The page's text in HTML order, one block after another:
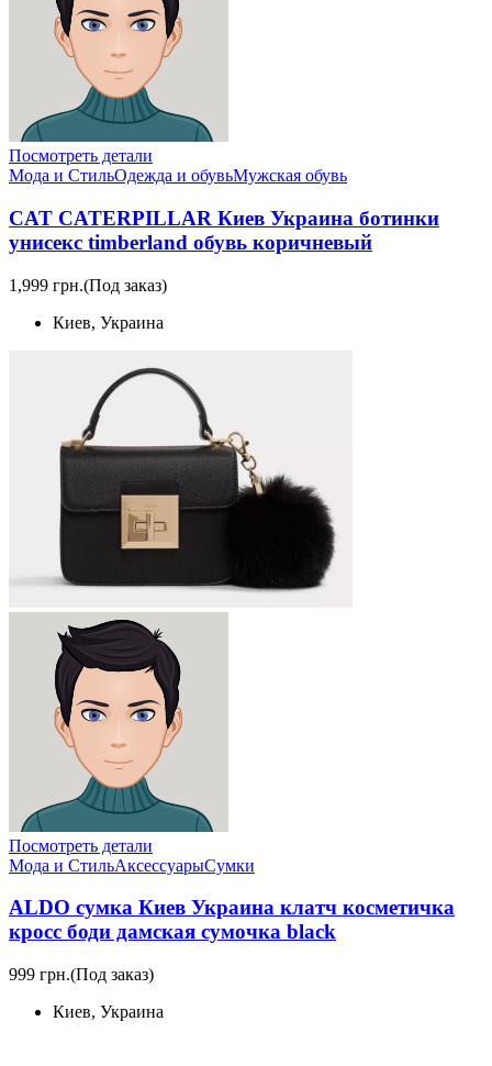
Посмотреть детали
Мода и СтильОдежда и обувьМужская обувь
CAT CATERPILLAR Киев Украина ботинки
унисекс timberland обувь коричневый
1,999 грн.(Под заказ)
Киев, Украина
Посмотреть детали
Мода и СтильАксессуарыСумки
ALDO сумка Киев Украина клатч косметичка
кросс боди дамская сумочка black
999 грн.(Под заказ)
Киев, Украина